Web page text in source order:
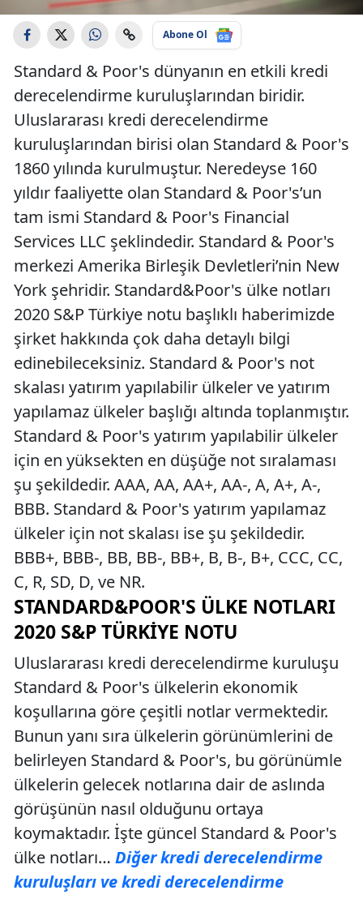
Abone Ol
Standard & Poor's dünyanın en etkili kredi
derecelendirme kuruluşlarından biridir.
Uluslararası kredi derecelendirme
kuruluşlarından birisi olan Standard & Poor's
1860 yılında kurulmuştur. Neredeyse 160
yıldır faaliyette olan Standard & Poor's’un
tam ismi Standard & Poor's Financial
Services LLC şeklindedir. Standard & Poor's
merkezi Amerika Birleşik Devletleri’nin New
York şehridir. Standard&Poor's ülke notları
2020 S&P Türkiye notu başlıklı haberimizde
şirket hakkında çok daha detaylı bilgi
edinebileceksiniz. Standard & Poor's not
skalası yatırım yapılabilir ülkeler ve yatırım
yapılamaz ülkeler başlığı altında toplanmıştır.
Standard & Poor's yatırım yapılabilir ülkeler
için en yüksekten en düşüğe not sıralaması
şu şekildedir. AAA, AA, AA+, AA-, A, A+, A-,
BBB. Standard & Poor's yatırım yapılamaz
ülkeler için not skalası ise şu şekildedir.
BBB+, BBB-, BB, BB-, BB+, B, B-, B+, CCC, CC,
C, R, SD, D, ve NR.
STANDARD&POOR'S ÜLKE NOTLARI
2020 S&P TÜRKIYE NOTU
Uluslararası kredi derecelendirme kuruluşu
Standard & Poor's ülkelerin ekonomik
koşullarına göre çeşitli notlar vermektedir.
Bunun yanı sıra ülkelerin görünümlerini de
belirleyen Standard & Poor's, bu görünümle
ülkelerin gelecek notlarına dair de aslında
görüşünün nasıl olduğunu ortaya
koymaktadır. İşte güncel Standard & Poor's
ülke notları… Diğer kredi derecelendirme
kuruluşları ve kredi derecelendirme